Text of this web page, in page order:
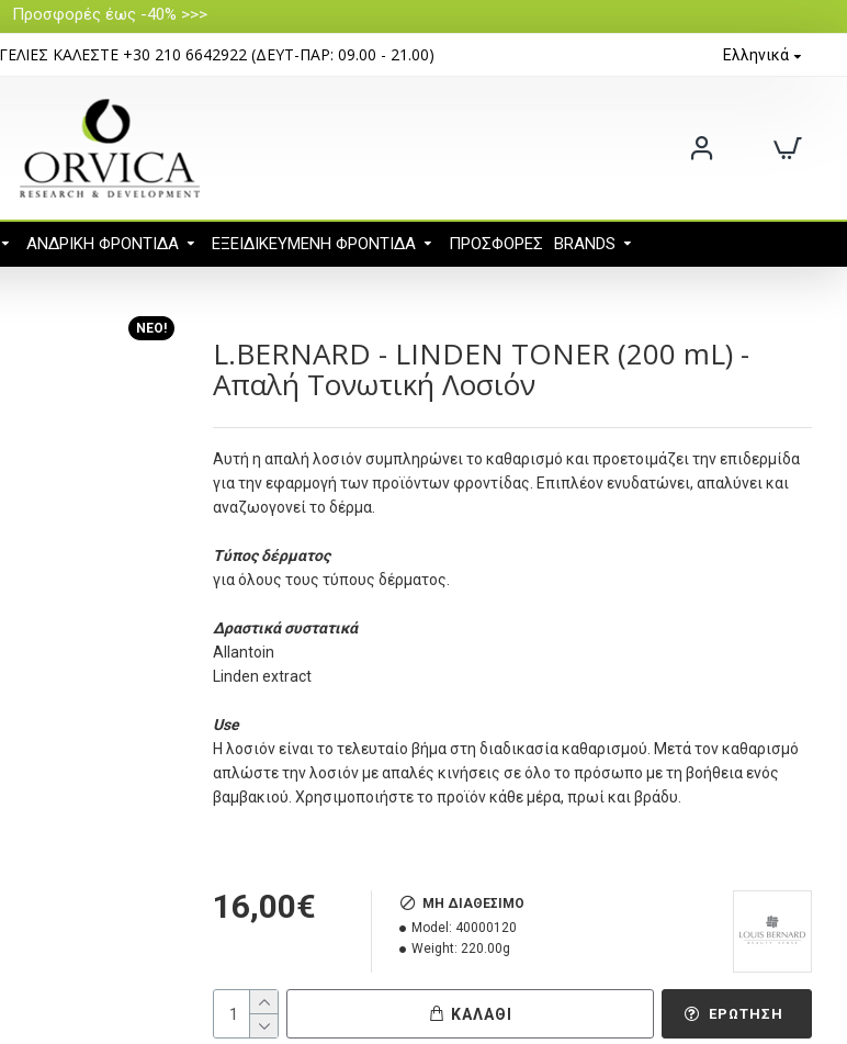
Προσφορές έως -40% >>>
ΚΑΛΈΣΤΕ +30 210 6642922 (ΔΕΥΤ-ΠΑΡ: 09.00 - 21.00) Ελληνικά
ΑΝΔΡΙΚΉ ΦΡΟΝΤΊΔΑ ΕΞΕΙΔΙΚΕΥΜΈΝΗ ΦΡΟΝΤΊΔΑ ΠΡΟΣΦΟΡΈΣ BRANDS
ΝΈΟ!
L.BERNARD - LINDEN TONER (200 mL) -
Απαλή Τονωτική Λοσιόν
Αυτή η απαλή λοσιόν συμπληρώνει το καθαρισμό και προετοιμάζει την επιδερμίδα
για την εφαρμογή των προϊόντων φροντίδας. Επιπλέον ενυδατώνει, απαλύνει και
αναζωογονεί το δέρμα.
Τύπος δέρματος
για όλους τους τύπους δέρματος.
Δραστικά συστατικά
Allantoin
Linden extract
Use
Η λοσιόν είναι το τελευταίο βήμα στη διαδικασία καθαρισμού. Μετά τον καθαρισμό
απλώστε την λοσιόν με απαλές κινήσεις σε όλο το πρόσωπο με τη βοήθεια ενός
βαμβακιού. Χρησιμοποιήστε το προϊόν κάθε μέρα, πρωί και βράδυ.
16,00€
ΜΗ ΔΙΑΘΈΣΙΜΟ
Model: 40000120
Weight: 220.00g
ΚΑΛΆΘΙ ΕΡΏΤΗΣΗ